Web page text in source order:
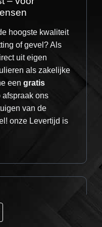
door de plank af
op dit product.
producten of
ook in het dit
Een restpartij
partij die over is,
aangeduid als
deels vergrijst zijn.
zijn kom dan
Wij nemen geen
de koop niet
hoogste kwaliteit
of gevel? Als
uit eigen
als zakelijke
een gratis
afspraak ons
van de
onze Levertijd is
bij u